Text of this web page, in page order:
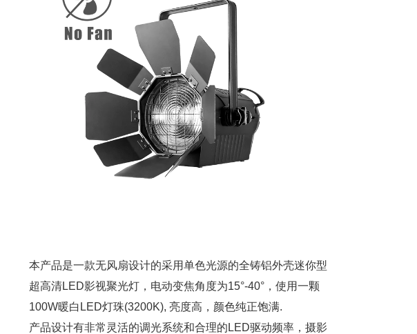
本产品是一款无风扇设计的采用单色光源的全铸铝外壳迷你型
超高清LED影视聚光灯，电动变焦角度为15°-40°，使用一颗
100W暖白LED灯珠(3200K), 亮度高，颜色纯正饱满.
产品设计有非常灵活的调光系统和合理的LED驱动频率，摄影